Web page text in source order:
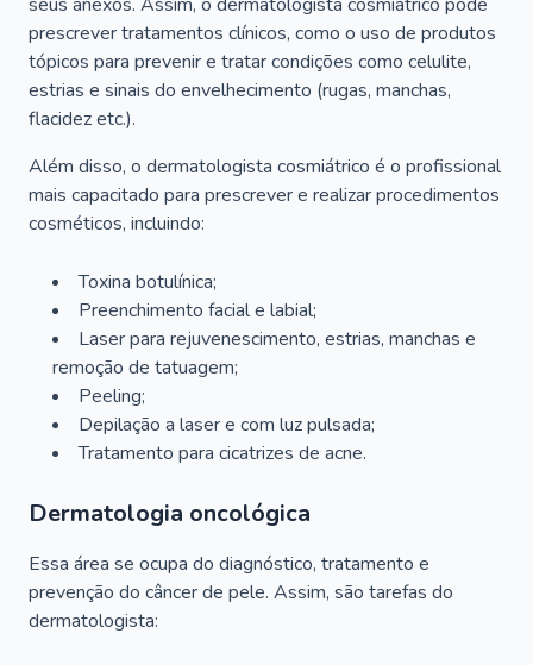
prescrever tratamentos clínicos, como o uso de produtos
tópicos para prevenir e tratar condições como celulite,
estrias e sinais do envelhecimento (rugas, manchas,
flacidez etc.).
Além disso, o dermatologista cosmiátrico é o profissional
mais capacitado para prescrever e realizar procedimentos
cosméticos, incluindo:
Toxina botulínica;
Preenchimento facial e labial;
Laser para rejuvenescimento, estrias, manchas e
remoção de tatuagem;
Peeling;
Depilação a laser e com luz pulsada;
Tratamento para cicatrizes de acne.
Dermatologia oncológica
Essa área se ocupa do diagnóstico, tratamento e
prevenção do câncer de pele. Assim, são tarefas do
dermatologista: